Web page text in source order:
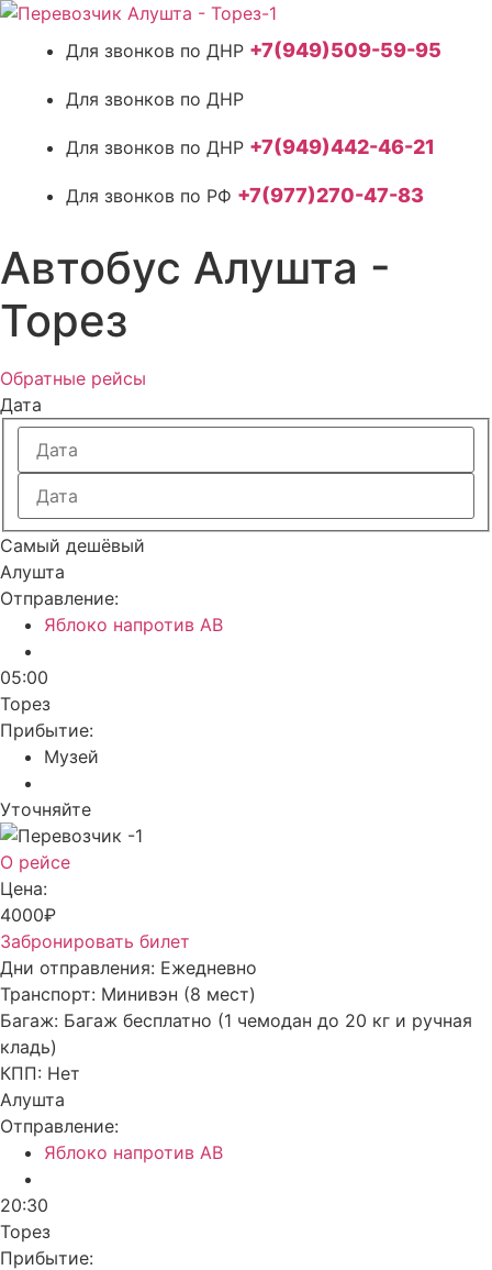
Перейти
содержимому
+7(949)509-59-95
+7(949)442-46-21
+7(977)270-47-83
Автобус Алушта -
Торез
Обратные рейсы
Дата
Самый дешёвый
Алушта
Отправление:
Яблоко напротив АВ
05:00
Торез
Прибытие:
Музей
Уточняйте
О рейсе
Цена:
4000₽
Забронировать билет
Дни отправления: Ежедневно
Транспорт: Минивэн (8 мест)
Багаж: Багаж бесплатно (1 чемодан до 20 кг и ручная
кладь)
КПП: Нет
Алушта
Отправление:
Яблоко напротив АВ
20:30
Торез
Прибытие: